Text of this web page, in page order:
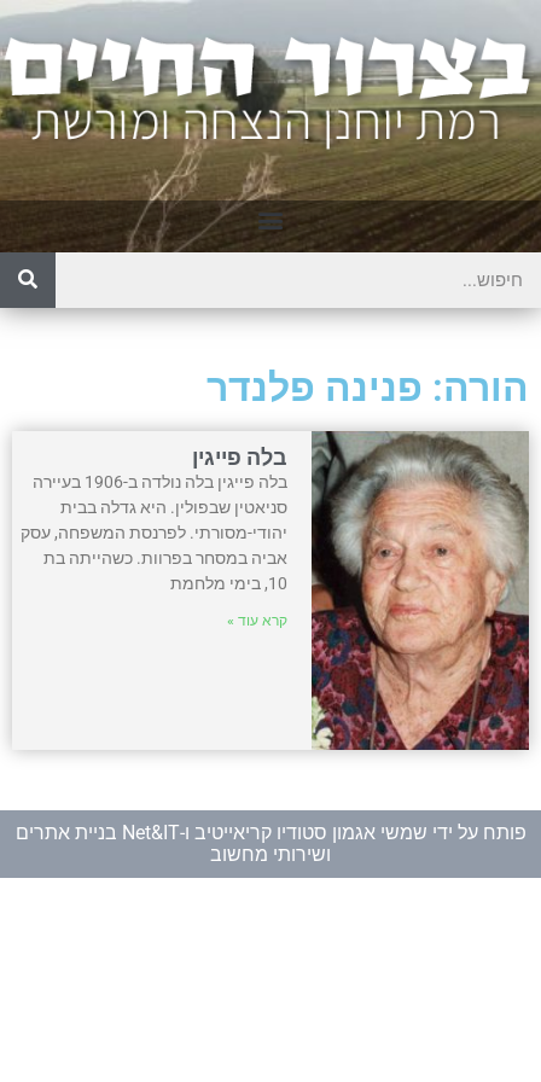
הורה: פנינה פלנדר
בלה פייגין
בלה פייגין בלה נולדה ב-1906 בעיירה
סניאטין שבפולין. היא גדלה בבית
יהודי-מסורתי. לפרנסת המשפחה, עסק
אביה במסחר בפרוות. כשהייתה בת
10, בימי מלחמת
קרא עוד »
פותח על ידי שמשי אגמון סטודיו קריאייטיב ו-
Net&IT בניית אתרים
ושירותי מחשוב